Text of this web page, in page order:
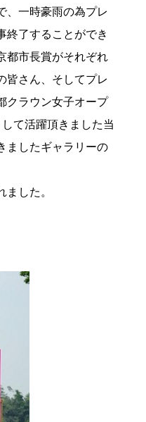
、一時豪雨の為プレ
終了することができ
都市長賞がそれぞれ
皆さん、そしてプレ
クラウン女子オープ
て活躍頂きました当
ましたギャラリーの
した。